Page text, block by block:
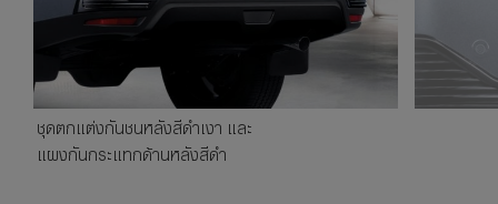
ชุดตกแต่งกันชนหลังสีดำเงา และ
แผงกันกระแทกด้านหลังสีดำ